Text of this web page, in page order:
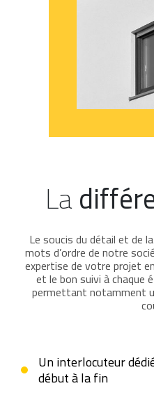
La
Le soucis du détail et de
mots d’ordre de notre
expertise de votre projet
et le bon suivi à chaque
permettant notamment
Un interlocuteur
début à la fin